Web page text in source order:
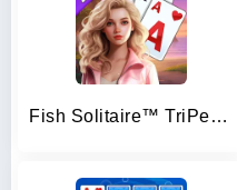
Fish Solitaire™ TriPeaks